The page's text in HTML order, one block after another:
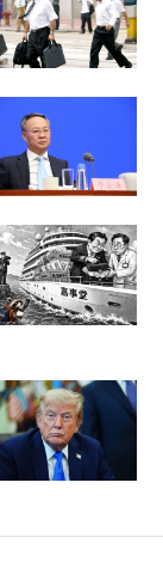
报告确诊病
，辽宁省87
例，内蒙古
，四川省13